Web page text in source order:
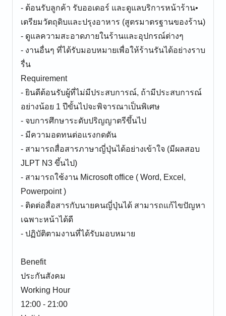
- ต้อนรับลูกค้า รับออเดอร์ และดูแลบริการหน้าร้าน•
เตรียมวัตถุดิบและปรุงอาหาร (สูตรมาตรฐานของร้าน)
- ดูแลความสะอาดภายในร้านและอุปกรณ์ต่างๆ
- งานอื่นๆ ที่ได้รับมอบหมายเพื่อให้ร้านรันได้อย่างราบ
รื่น
Requirement
- ยินดีต้อนรับผู้ที่ไม่มีประสบการณ์, ถ้ามีประสบการณ์
อย่างน้อย 1 ปีขั้นไปจะพิจารณาเป็นพิเศษ
- จบการศึกษาระดับปริญญาตรีขึ้นไป
- มีความอดทนต่อแรงกดดัน
- สามารถสื่อสารภาษาญี่ปุ่นได้อย่างเข้าใจ (มีผลสอบ
JLPT N3 ขึ้นไป)
- สามารถใช้งาน Microsoft office ( Word, Excel,
Powerpoint )
- ติดต่อสื่อสารกับนายคนญี่ปุ่นได้ สามารถแก้ไขปัญหา
เฉพาะหน้าได้ดี
- ปฏิบัติตามงานที่ได้รับมอบหมาย
Benefit
ประกันสังคม
Working Hour
12:00 - 21:00